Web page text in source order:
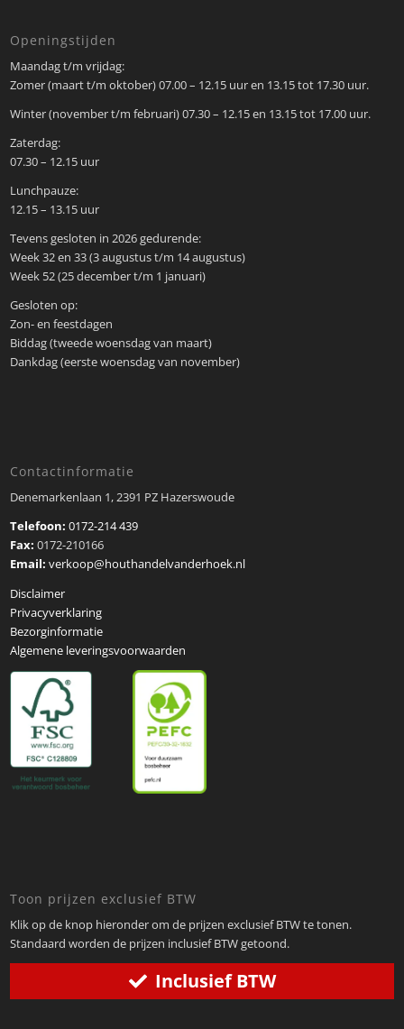
Openingstijden
Maandag t/m vrijdag:
Zomer (maart t/m oktober) 07.00 – 12.15 uur en 13.15 tot 17.30 uur.
Winter (november t/m februari) 07.30 – 12.15 en 13.15 tot 17.00 uur.
Zaterdag:
07.30 – 12.15 uur
Lunchpauze:
12.15 – 13.15 uur
Tevens gesloten in 2026 gedurende:
Week 32 en 33 (3 augustus t/m 14 augustus)
Week 52 (25 december t/m 1 januari)
Gesloten op:
Zon- en feestdagen
Biddag (tweede woensdag van maart)
Dankdag (eerste woensdag van november)
Contactinformatie
Denemarkenlaan 1, 2391 PZ Hazerswoude
Telefoon:0172-214 439
Fax:0172-210166
Email: verkoop@houthandelvanderhoek.nl
Disclaimer
Privacyverklaring
Bezorginformatie
Algemene leveringsvoorwaarden
Toon prijzen exclusief BTW
Klik op de knop hieronder om de prijzen exclusief BTW te tonen.
Standaard worden de prijzen inclusief BTW getoond.
Inclusief BTW